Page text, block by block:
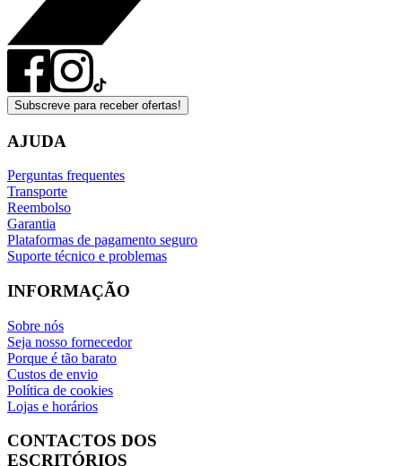
Subscreve para receber ofertas!
AJUDA
Perguntas frequentes
Transporte
Reembolso
Garantia
Plataformas de pagamento seguro
Suporte técnico e problemas
INFORMAÇÃO
Sobre nós
Seja nosso fornecedor
Porque é tão barato
Custos de envio
Política de cookies
Lojas e horários
CONTACTOS DOS
ESCRITÓRIOS